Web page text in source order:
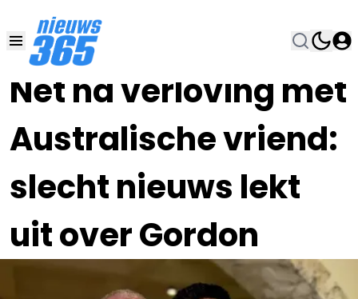
Net na verloving met
Australische vriend:
slecht nieuws lekt
uit over Gordon
19 APR 2023, 10:30